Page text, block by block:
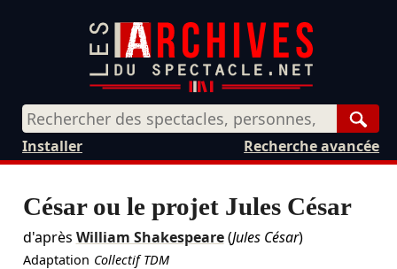
Recherche avancée
Installer
César ou le projet Jules César
d'après William Shakespeare(Jules César)
Adaptation Collectif TDM